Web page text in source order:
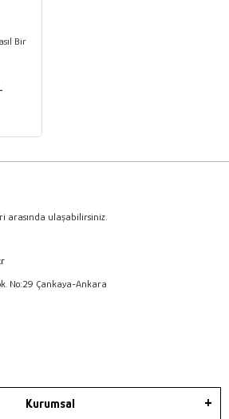
Bir
arasında ulaşabilirsiniz.
No:29 Çankaya-Ankara
Kurumsal